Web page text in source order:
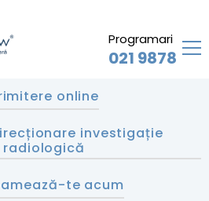
Programari
021 9878
online
investigație
radiologică
te acum